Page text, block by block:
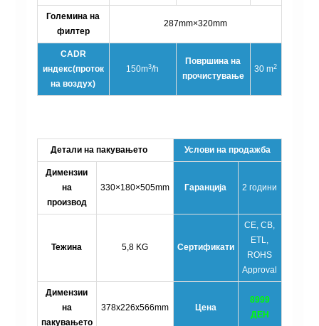
Големина на
филтер
287mm×320mm
CADR
индекс(проток
на воздух)
150m3/h
Површина на
прочистување
30 m2
Детали на пакувањето Услови на продажба
Димензии
на
производ
330×180×505mm Гаранција 2 години
Тежина 5,8 KG Сертификати
CE, CB,
ETL,
ROHS
Approval
Димензии
на
пакувањето
378x226x566mm Цена
8999
ДЕН